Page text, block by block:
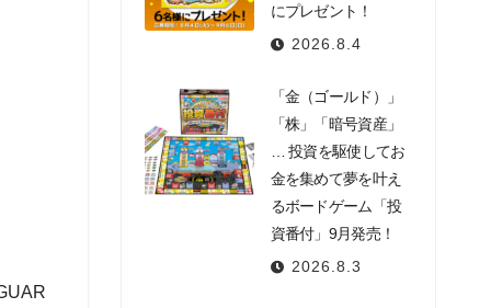
にプレゼント！
2026.8.4
「金（ゴールド）」
「株」「暗号資産」
… 投資を駆使してお
金を集めて夢を叶え
るボードゲーム「投
資番付」9月発売！
2026.8.3